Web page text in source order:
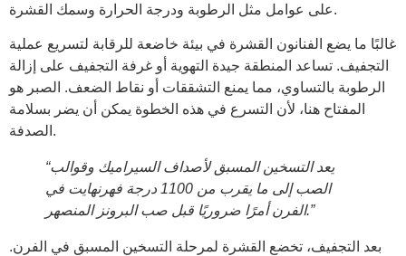
على عوامل مثل الرطوبة ودرجة الحرارة وسمك القشرة.
غالبًا ما يضع الفنانون القشرة في بيئة خاضعة للرقابة لتسريع عملية
التجفيف. تساعد المنطقة جيدة التهوية أو غرفة التجفيف على إزالة
الرطوبة بالتساوي، مما يمنع التشققات أو نقاط الضعف. الصبر هو
المفتاح هنا، لأن التسرع في هذه الخطوة يمكن أن يضر بسلامة
الصدفة.
“يعد التسخين المسبق لأصداف السيراميك وقوالب
الصب إلى ما يقرب من 1100 درجة فهرنهايت في
الفرن أمرًا ضروريًا قبل صب البرونز المنصهر.”
بعد التجفيف، تخضع القشرة لمرحلة التسخين المسبق في الفرن.